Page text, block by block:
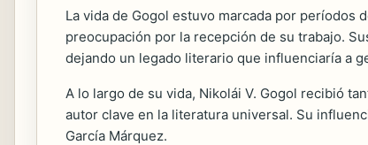
La vida de Gogol estuvo marcada por períodos
preocupación por la recepción de su trabajo.
dejando un legado literario que influenciaría a
A lo largo de su vida, Nikolái V. Gogol recibió
autor clave en la literatura universal. Su
García Márquez.